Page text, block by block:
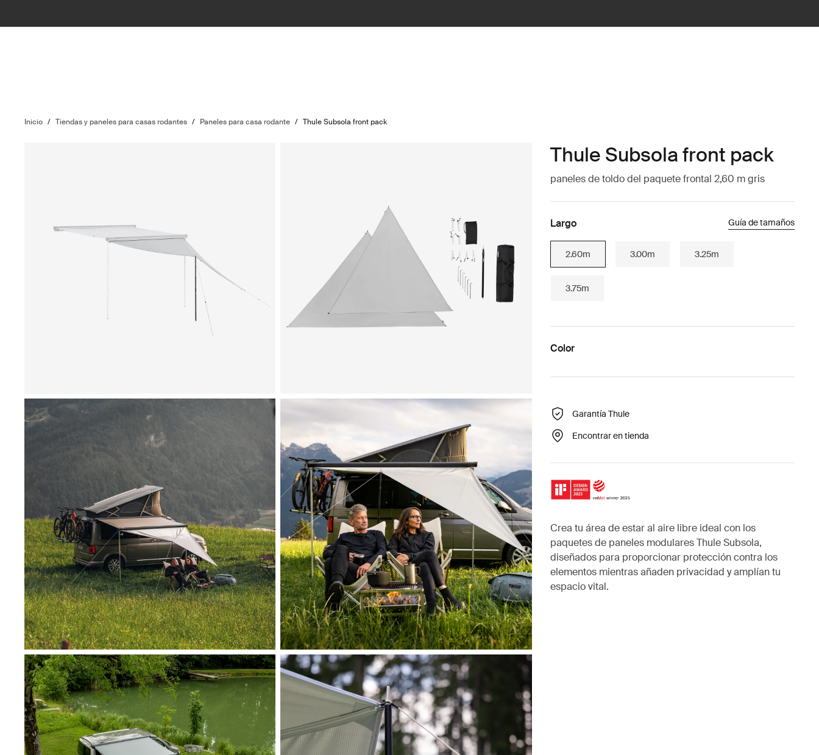
Inicio / Tiendas y paneles para casas rodantes / Paneles para casa rodante / Thule Subsola front pack
Thule Subsola front pack
paneles de toldo del paquete frontal 2,60 m gris
Largo Guía de tamaños
2.60m 3.00m 3.25m
3.75m
Color
Garantía Thule
Encontrar en tienda
Crea tu área de estar al aire libre ideal con los
paquetes de paneles modulares Thule Subsola,
diseñados para proporcionar protección contra los
elementos mientras añaden privacidad y amplían tu
espacio vital.